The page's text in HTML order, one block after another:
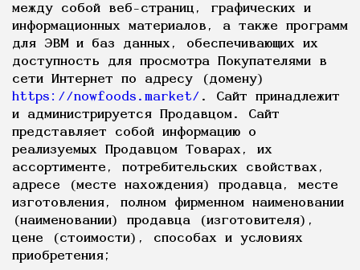
между собой веб-страниц, графических и
информационных материалов, а также программ
для ЭВМ и баз данных, обеспечивающих их
доступность для просмотра Покупателями в
сети Интернет по адресу (домену)
https://nowfoods.market/ . Сайт принадлежит
и администрируется Продавцом. Сайт
представляет собой информацию о
реализуемых Продавцом Товарах, их
ассортименте, потребительских свойствах,
адресе (месте нахождения) продавца, месте
изготовления, полном фирменном наименовании
(наименовании) продавца (изготовителя),
цене (стоимости), способах и условиях
приобретения;